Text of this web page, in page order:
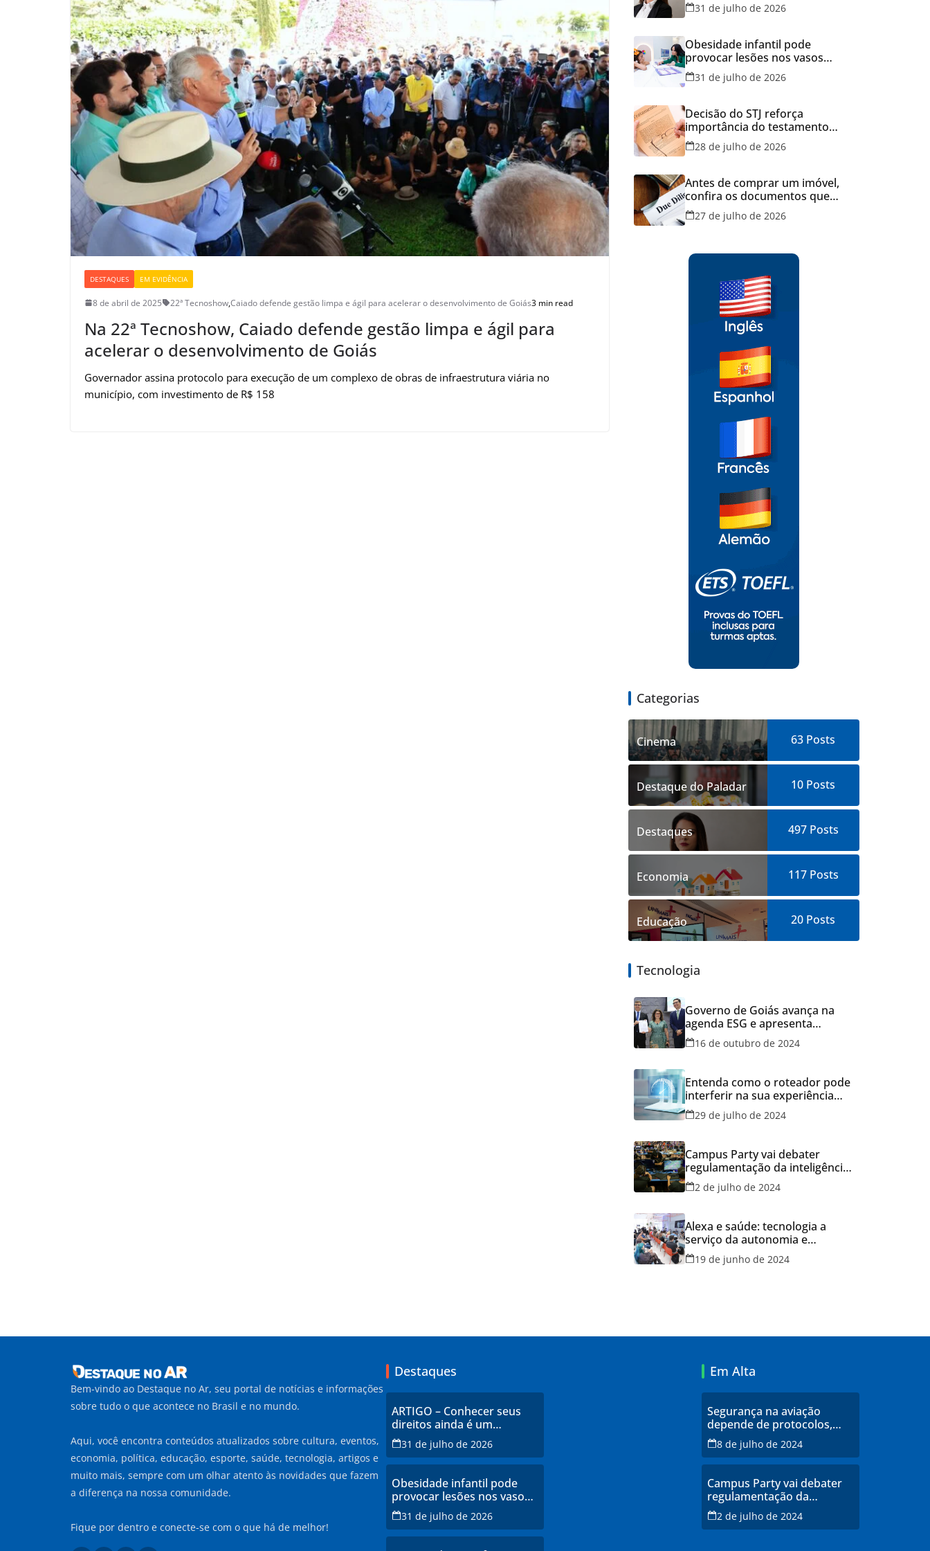
DESTAQUES EM EVIDÊNCIA
8 de abril de 2025 22ª Tecnoshow,Caiado defende gestão limpa e ágil para acelerar o desenvolvimento de Goiás3 min read
Na 22ª Tecnoshow, Caiado defende gestão limpa e ágil para
acelerar o desenvolvimento de Goiás
Governador assina protocolo para execução de um complexo de obras de infraestrutura viária no
município, com investimento de R$ 158
31 de julho de 2026
Obesidade infantil pode
provocar lesões nos vasos
sanguíneos ainda na infância,
alerta estudo
31 de julho de 2026
Decisão do STJ reforça
importância do testamento
feito em cartório
28 de julho de 2026
Antes de comprar um imóvel,
confira os documentos que
podem evitar prejuízos e
disputas na justiça
27 de julho de 2026
Categorias
Cinema 63 Posts
Destaque do Paladar 10 Posts
Destaques 497Posts
Economia 117Posts
Educação 20 Posts
Tecnologia
Governo de Goiás avança na
agenda ESG e apresenta
resultados do Recicla Goiás
16 de outubro de 2024
Entenda como o roteador pode
interferir na sua experiência
online
29 de julho de 2024
Campus Party vai debater
regulamentação da inteligência
artificial
2 de julho de 2024
Alexa e saúde: tecnologia a
serviço da autonomia e
qualidade de vida
19 de junho de 2024
Bem-vindo ao Destaque no Ar, seu portal de notícias e informações
sobre tudo o que acontece no Brasil e no mundo.
Aqui, você encontra conteúdos atualizados sobre cultura, eventos,
economia, política, educação, esporte, saúde, tecnologia, artigos e
muito mais, sempre com um olhar atento às novidades que fazem
a diferença na nossa comunidade.
Fique por dentro e conecte-se com o que há de melhor!
Destaques
ARTIGO – Conhecer seus
direitos ainda é um
privilégio no Brasil
31 de julho de 2026
Obesidade infantil pode
provocar lesões nos vasos
sanguíneos ainda na
infância, alerta estudo
31 de julho de 2026
Em Alta
Segurança na aviação
depende de protocolos,
profissionais qualificados e
infraestrutura moderna,
explicam especialistas
8 de julho de 2024
Campus Party vai debater
regulamentação da
inteligência artificial
2 de julho de 2024